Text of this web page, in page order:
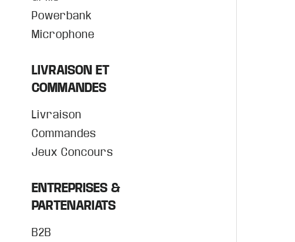
Powerbank
Microphone
LIVRAISON ET
COMMANDES
Livraison
Commandes
Jeux Concours
ENTREPRISES &
PARTENARIATS
B2B